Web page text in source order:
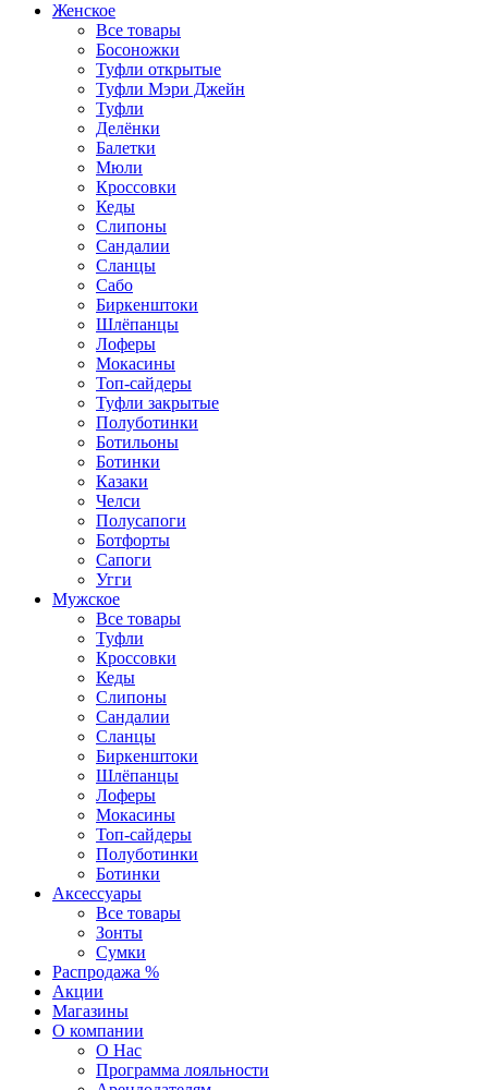
Женское
Все товары
Босоножки
Туфли открытые
Туфли Мэри Джейн
Туфли
Делёнки
Балетки
Мюли
Кроссовки
Кеды
Слипоны
Сандалии
Сланцы
Сабо
Биркенштоки
Шлёпанцы
Лоферы
Мокасины
Топ-сайдеры
Туфли закрытые
Полуботинки
Ботильоны
Ботинки
Казаки
Челси
Полусапоги
Ботфорты
Сапоги
Угги
Мужское
Все товары
Туфли
Кроссовки
Кеды
Слипоны
Сандалии
Сланцы
Биркенштоки
Шлёпанцы
Лоферы
Мокасины
Топ-сайдеры
Полуботинки
Ботинки
Аксессуары
Все товары
Зонты
Сумки
Распродажа %
Акции
Магазины
О компании
О Нас
Программа лояльности